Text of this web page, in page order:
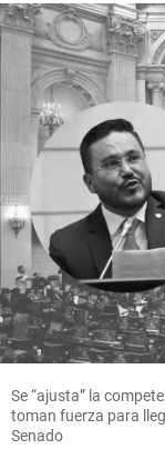
Televisión
Caracol
Televisión
presentó
su nueva
política
para
prevenir
el acoso
sexual
share
Se “ajusta” la
toman fuerza para
Senado